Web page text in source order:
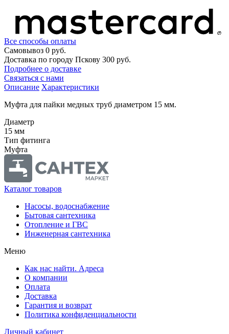
Все способы оплаты
Самовывоз 0 руб.
Доставка по городу Пскову 300 руб.
Подробнее о доставке
Связаться с нами
Описание Характеристики
Муфта для пайки медных труб диаметром 15 мм.
Диаметр
15 мм
Тип фитинга
Муфта
Каталог товаров
Насосы, водоснабжение
Бытовая сантехника
Отопление и ГВС
Инженерная сантехника
Меню
Как нас найти. Адреса
О компании
Оплата
Доставка
Гарантия и возврат
Политика конфиденциальности
Личный кабинет